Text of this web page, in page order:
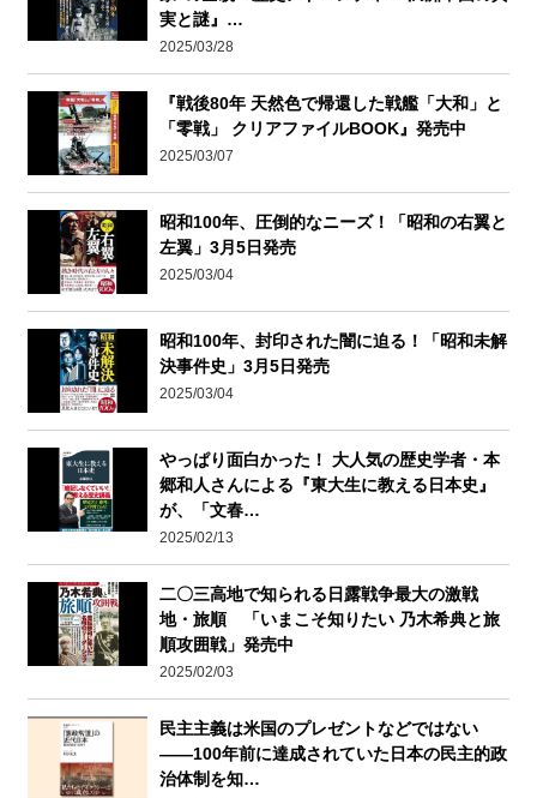
実と謎』…
2025/03/28
『戦後80年 天然色で帰還した戦艦「大和」と
「零戦」 クリアファイルBOOK』発売中
2025/03/07
昭和100年、圧倒的なニーズ！「昭和の右翼と
左翼」3月5日発売
2025/03/04
昭和100年、封印された闇に迫る！「昭和未解
決事件史」3月5日発売
2025/03/04
やっぱり面白かった！ 大人気の歴史学者・本
郷和人さんによる『東大生に教える日本史』
が、「文春…
2025/02/13
二〇三高地で知られる日露戦争最大の激戦
地・旅順 「いまこそ知りたい 乃木希典と旅
順攻囲戦」発売中
2025/02/03
民主主義は米国のプレゼントなどではない
――100年前に達成されていた日本の民主的政
治体制を知…